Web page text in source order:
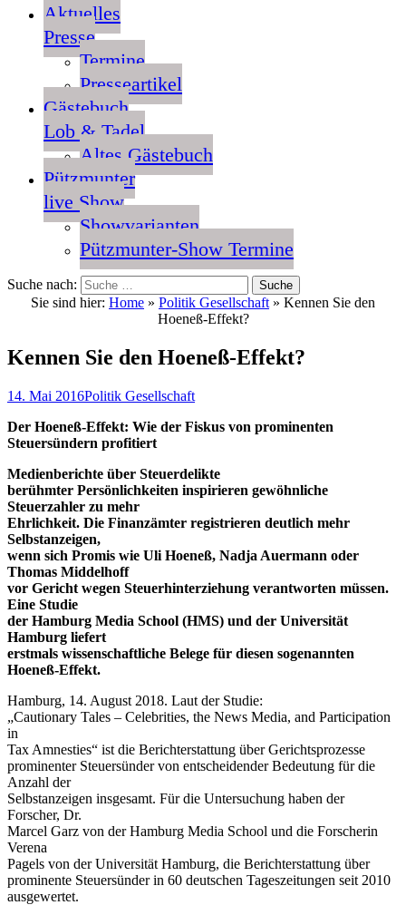
Aktuelles
Presse
Termine
Presseartikel
Gästebuch
Lob & Tadel
Altes Gästebuch
Pützmunter
live Show
Showvarianten
Pützmunter-Show Termine
Suche nach:
Sie sind hier: Home » Politik Gesellschaft » Kennen Sie den
Hoeneß-Effekt?
Kennen Sie den Hoeneß-Effekt?
14. Mai 2016Politik Gesellschaft
Der Hoeneß-Effekt: Wie der Fiskus von prominenten
Steuersündern profitiert
Medienberichte über Steuerdelikte
berühmter Persönlichkeiten inspirieren gewöhnliche
Steuerzahler zu mehr
Ehrlichkeit. Die Finanzämter registrieren deutlich mehr
Selbstanzeigen,
wenn sich Promis wie Uli Hoeneß, Nadja Auermann oder
Thomas Middelhoff
vor Gericht wegen Steuerhinterziehung verantworten müssen.
Eine Studie
der Hamburg Media School (HMS) und der Universität
Hamburg liefert
erstmals wissenschaftliche Belege für diesen sogenannten
Hoeneß-Effekt.
Hamburg, 14. August 2018. Laut der Studie:
„Cautionary Tales – Celebrities, the News Media, and Participation
in
Tax Amnesties“ ist die Berichterstattung über Gerichtsprozesse
prominenter Steuersünder von entscheidender Bedeutung für die
Anzahl der
Selbstanzeigen insgesamt. Für die Untersuchung haben der
Forscher, Dr.
Marcel Garz von der Hamburg Media School und die Forscherin
Verena
Pagels von der Universität Hamburg, die Berichterstattung über
prominente Steuersünder in 60 deutschen Tageszeitungen seit 2010
ausgewertet.